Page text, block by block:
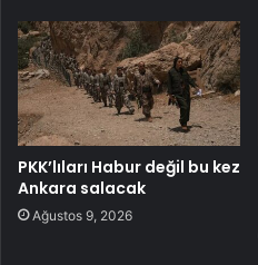
PKK’lıları Habur değil bu kez
Ankara salacak
Ağustos 9, 2026